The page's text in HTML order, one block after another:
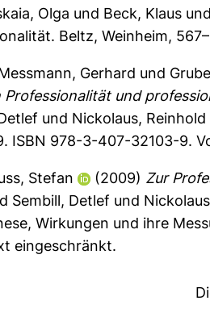
Olga und Beck, Klaus
Beltz, Weinheim,
Gerhard und
und
und Nickolaus, Reinhold
ISBN 978-3-407-32103-9.
Stefan (2009) Zur
Sembill, Detlef und
Wirkungen und ihre
eingeschränkt.